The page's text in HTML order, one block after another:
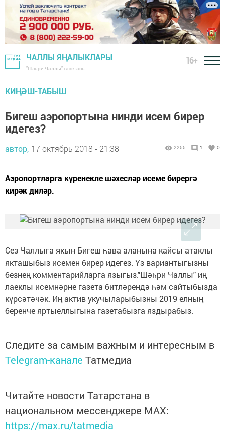
ЧАЛЛЫ ЯҢАЛЫКЛАРЫ
"Шәһри Чаллы" газетасы
16+
КИҢӘШ-ТАБЫШ
Бигеш аэропортына нинди исем бирер
идегез?
автор, 17 октябрь 2018 - 21:38 2255 1 0
Аэропортларга күренекле шәхесләр исеме бирергә
кирәк диләр.
Сез Чаллыга якын Бигеш һава аланына кайсы атаклы
якташыбыз исемен бирер идегез. Үз вариантыгызны
безнең комментарийларга языгыз."Шәһри Чаллы" иң
лаеклы исемнәрне газета битләрендә һәм сайтыбызда
күрсәтәчәк. Иң актив укучыларыбызны 2019 елның
беренче яртыеллыгына газетабызга яздырабыз.
Следите за самым важным и интересным в
Telegram-канале Татмедиа
Читайте новости Татарстана в
национальном мессенджере MАХ:
https://max.ru/tatmedia